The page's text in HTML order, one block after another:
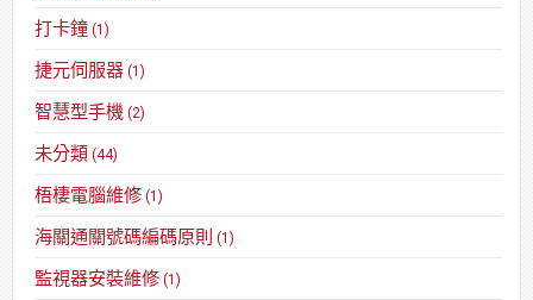
打卡鐘 (1)
捷元伺服器 (1)
智慧型手機 (2)
未分類 (44)
梧棲電腦維修 (1)
海關通關號碼編碼原則 (1)
監視器安裝維修 (1)